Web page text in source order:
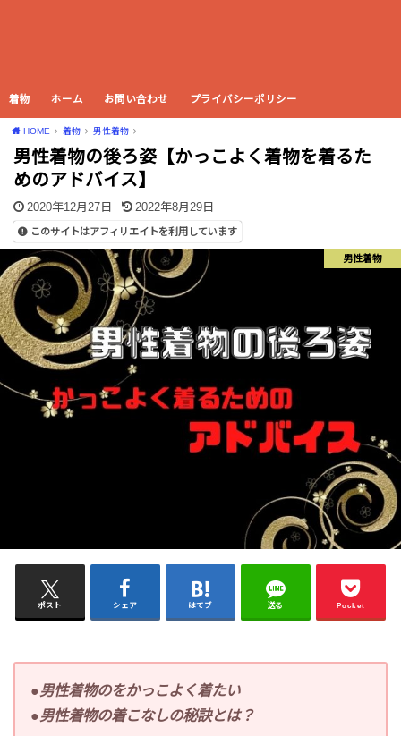
着物 ホーム お問い合わせ プライバシーポリシー
HOME 着物 男性着物
男性着物の後ろ姿【かっこよく着物を着るた
めのアドバイス】
2020年12月27日 2022年8月29日
このサイトはアフィリエイトを利用しています
男性着物
ポスト シェア はてブ 送る Pocket
●男性着物のをかっこよく着たい
●男性着物の着こなしの秘訣とは？